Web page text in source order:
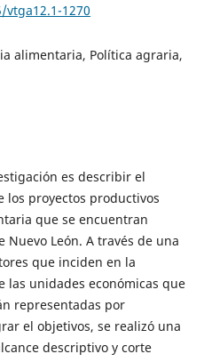
1270
alimentaria, Política agraria,
es describir el
los proyectos productivos
que se encuentran
Nuevo León. A través de una
que inciden en la
unidades económicas que
representadas por
el objetivos, se realizó una
descriptivo y corte